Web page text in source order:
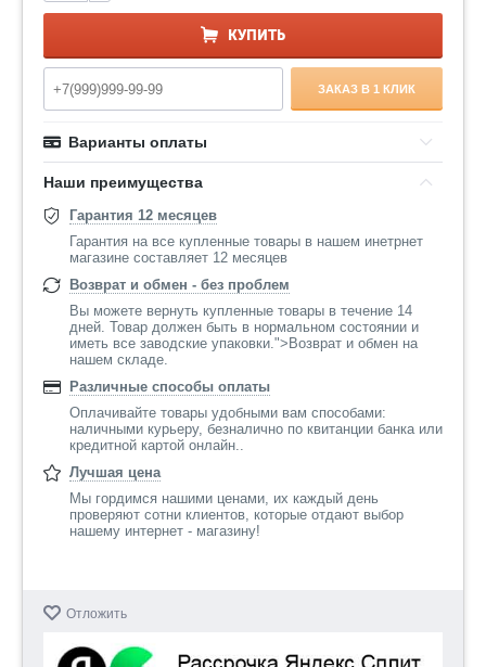
КУПИТЬ
ЗАКАЗ В 1 КЛИК
Варианты оплаты
Наши преимущества
Гарантия 12 месяцев
Гарантия на все купленные товары в нашем инетрнет
магазине составляет 12 месяцев
Возврат и обмен - без проблем
Вы можете вернуть купленные товары в течение 14
дней. Товар должен быть в нормальном состоянии и
иметь все заводские упаковки.">Возврат и обмен на
нашем складе.
Различные способы оплаты
Оплачивайте товары удобными вам способами:
наличными курьеру, безналично по квитанции банка или
кредитной картой онлайн..
Лучшая цена
Мы гордимся нашими ценами, их каждый день
проверяют сотни клиентов, которые отдают выбор
нашему интернет - магазину!
Отложить